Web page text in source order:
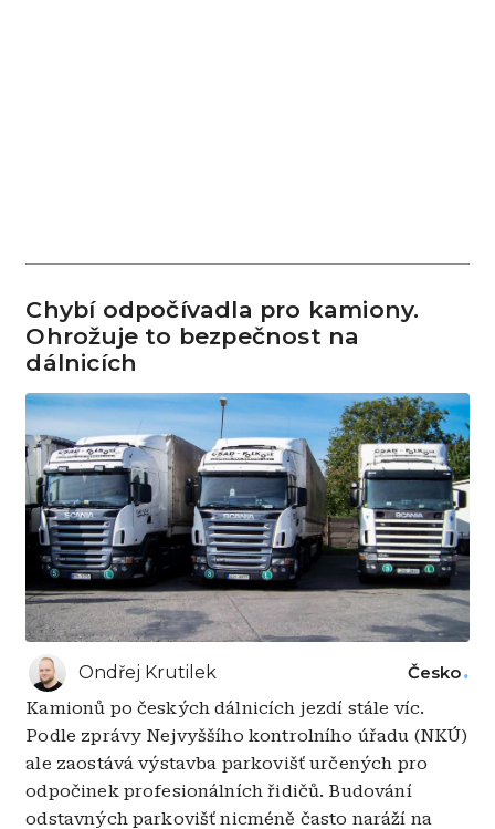
Chybí odpočívadla pro kamiony.
Ohrožuje to bezpečnost na
dálnicích
Ondřej Krutilek Česko
Kamionů po českých dálnicích jezdí stále víc.
Podle zprávy Nejvyššího kontrolního úřadu (NKÚ)
ale zaostává výstavba parkovišť určených pro
odpočinek profesionálních řidičů. Budování
odstavných parkovišť nicméně často naráží na